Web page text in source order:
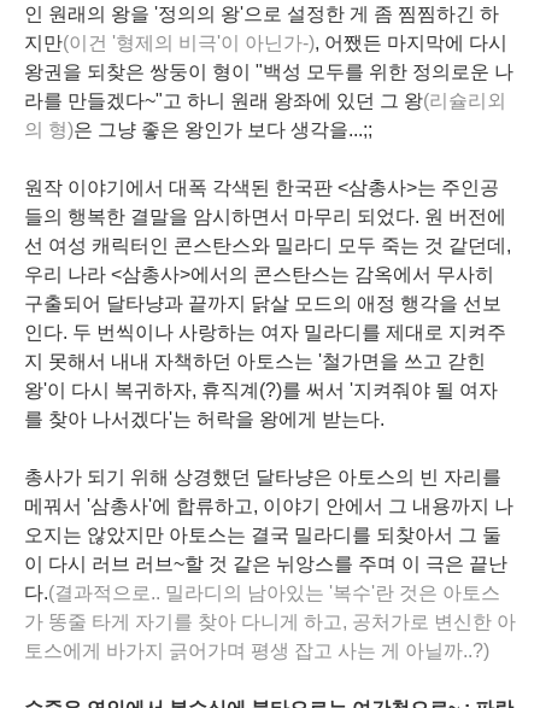
인 원래의 왕을 '정의의 왕'으로 설정한 게 좀 찜찜하긴 하
지만(이건 '형제의 비극'이 아닌가-), 어쨌든 마지막에 다시
왕권을 되찾은 쌍둥이 형이 "백성 모두를 위한 정의로운 나
라를 만들겠다~"고 하니 원래 왕좌에 있던 그 왕(리슐리외
의 형)은 그냥 좋은 왕인가 보다 생각을...;;
원작 이야기에서 대폭 각색된 한국판 <삼총사>는 주인공
들의 행복한 결말을 암시하면서 마무리 되었다. 원 버전에
선 여성 캐릭터인 콘스탄스와 밀라디 모두 죽는 것 같던데,
우리 나라 <삼총사>에서의 콘스탄스는 감옥에서 무사히
구출되어 달타냥과 끝까지 닭살 모드의 애정 행각을 선보
인다. 두 번씩이나 사랑하는 여자 밀라디를 제대로 지켜주
지 못해서 내내 자책하던 아토스는 '철가면을 쓰고 갇힌
왕'이 다시 복귀하자, 휴직계(?)를 써서 '지켜줘야 될 여자
를 찾아 나서겠다'는 허락을 왕에게 받는다.
총사가 되기 위해 상경했던 달타냥은 아토스의 빈 자리를
메꿔서 '삼총사'에 합류하고, 이야기 안에서 그 내용까지 나
오지는 않았지만 아토스는 결국 밀라디를 되찾아서 그 둘
이 다시 러브 러브~할 것 같은 뉘앙스를 주며 이 극은 끝난
다.(결과적으로.. 밀라디의 남아있는 '복수'란 것은 아토스
가 똥줄 타게 자기를 찾아 다니게 하고, 공처가로 변신한 아
토스에게 바가지 긁어가며 평생 잡고 사는 게 아닐까..?)